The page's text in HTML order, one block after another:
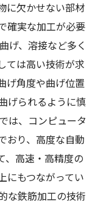
に欠かせない部材
確実な加工が必要
げ、溶接など多く
ては高い技術が求
げ角度や曲げ位置
げられるように慎
は、コンピュータ
おり、高度な自動
、高速・高精度の
にもつながってい
な鉄筋加工の技術